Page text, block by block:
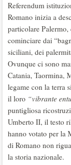
Referendum
Romano inizia a
particolare
cominciare dai
siciliani, dei
Ovunque ci sono
Catania, Taormina,
legame con la terra
il loro “vibrante
puntigliosa
Umberto II, il testo
hanno votato per la
di Romano non
la storia nazionale.